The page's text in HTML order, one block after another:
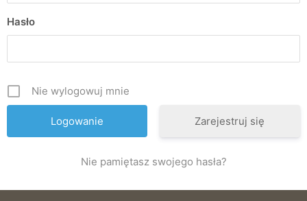
Hasło
Nie wylogowuj mnie
Zarejestruj się
Nie pamiętasz swojego hasła?